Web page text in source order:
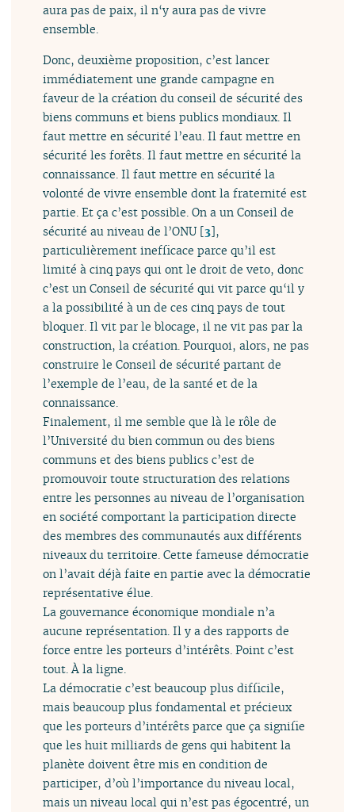
aura pas de paix, il n‘y aura pas de vivre
ensemble.
Donc, deuxième proposition, c’est lancer
immédiatement une grande campagne en
faveur de la création du conseil de sécurité des
biens communs et biens publics mondiaux. Il
faut mettre en sécurité l’eau. Il faut mettre en
sécurité les forêts. Il faut mettre en sécurité la
connaissance. Il faut mettre en sécurité la
volonté de vivre ensemble dont la fraternité est
partie. Et ça c’est possible. On a un Conseil de
sécurité au niveau de l’ONU [3],
particulièrement inefficace parce qu’il est
limité à cinq pays qui ont le droit de veto, donc
c’est un Conseil de sécurité qui vit parce qu‘il y
a la possibilité à un de ces cinq pays de tout
bloquer. Il vit par le blocage, il ne vit pas par la
construction, la création. Pourquoi, alors, ne pas
construire le Conseil de sécurité partant de
l’exemple de l’eau, de la santé et de la
connaissance.
Finalement, il me semble que là le rôle de
l’Université du bien commun ou des biens
communs et des biens publics c’est de
promouvoir toute structuration des relations
entre les personnes au niveau de l’organisation
en société comportant la participation directe
des membres des communautés aux différents
niveaux du territoire. Cette fameuse démocratie
on l’avait déjà faite en partie avec la démocratie
représentative élue.
La gouvernance économique mondiale n’a
aucune représentation. Il y a des rapports de
force entre les porteurs d’intérêts. Point c’est
tout. À la ligne.
La démocratie c’est beaucoup plus difficile,
mais beaucoup plus fondamental et précieux
que les porteurs d’intérêts parce que ça signifie
que les huit milliards de gens qui habitent la
planète doivent être mis en condition de
participer, d’où l’importance du niveau local,
mais un niveau local qui n’est pas égocentré, un